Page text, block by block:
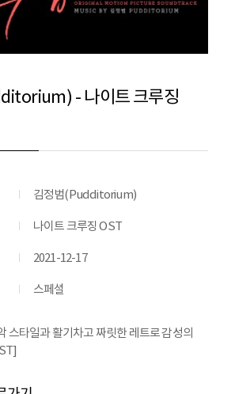
- 나이트 크루징
김정범(Pudditorium)
나이트 크루징 OST
2021-12-17
스페셜
스타일과 활기차고 짜릿한 레트로 감성의